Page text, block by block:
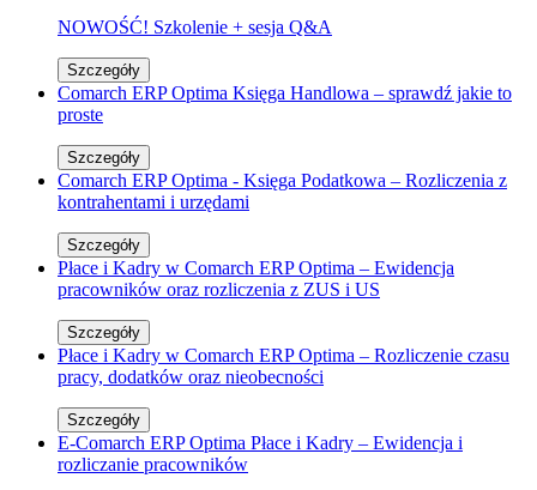
NOWOŚĆ! Szkolenie + sesja Q&A
Szczegóły
Comarch ERP Optima Księga Handlowa – sprawdź jakie to
proste
Szczegóły
Comarch ERP Optima - Księga Podatkowa – Rozliczenia z
kontrahentami i urzędami
Szczegóły
Płace i Kadry w Comarch ERP Optima – Ewidencja
pracowników oraz rozliczenia z ZUS i US
Szczegóły
Płace i Kadry w Comarch ERP Optima – Rozliczenie czasu
pracy, dodatków oraz nieobecności
Szczegóły
E-Comarch ERP Optima Płace i Kadry – Ewidencja i
rozliczanie pracowników